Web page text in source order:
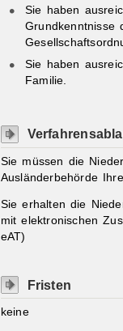
Sie haben
Grundkenntnisse
Sie haben
Familie.
Sie müssen die
Ausländerbehörde
Sie erhalten die
mit elektronischen
eAT)
Fristen
keine